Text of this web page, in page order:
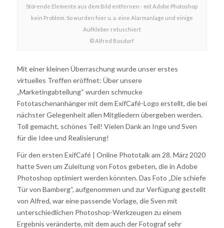
Störende Elemente aus dem Bild entfernen - mit Adobe Photoshop
kein Problem. So wurden hier u. a. eine Alarmanlage und einige
Aufkleber retuschiert
© Alfred Bosdorf
Mit einer kleinen Überraschung wurde unser erstes
virtuelles Treffen eröffnet: Über unsere
„Marketingabteilung“ wurden schmucke
Fototaschenanhänger mit dem ExifCafé-Logo erstellt, die bei
nächster Gelegenheit allen Mitgliedern übergeben werden.
Toll gemacht, schönes Teil! Vielen Dank an Inge und Sven
für die Idee und Realisierung!
Für den ersten ExifCafé | Online Phototalk am 28. März 2020
hatte Sven um Zuleitung von Fotos gebeten, die in Adobe
Photoshop optimiert werden könnten. Das Foto „Die schiefe
Tür von Bamberg“, aufgenommen und zur Verfügung gestellt
von Alfred, war eine passende Vorlage, die Sven mit
unterschiedlichen Photoshop-Werkzeugen zu einem
Ergebnis veränderte, mit dem auch der Fotograf sehr